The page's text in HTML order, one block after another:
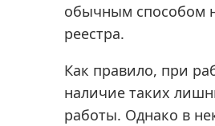
обычным способом
реестра.
Как правило, при
наличие таких
работы. Однако в